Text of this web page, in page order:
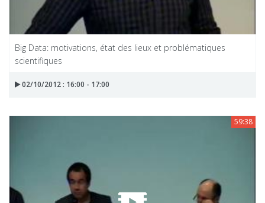
Big Data: motivations, état des lieux et problématiques
scientifiques
02/10/2012 : 16:00 - 17:00
59:38